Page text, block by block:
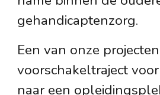
gehandicaptenzorg.
Een van onze
voorschakeltraject
naar een